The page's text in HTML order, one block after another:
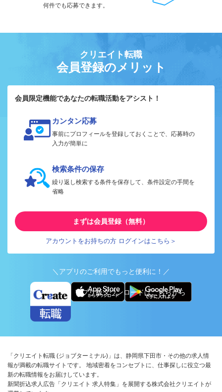
何件でも応募できます。
クリエイト転職
会員登録のメリット
会員限定機能であなたの転職活動をアシスト！
カンタン応募
事前にプロフィールを登録しておくことで、応募時の
入力が簡単に
検索条件の保存
繰り返し検索する条件を保存して、条件設定の手間を
省略
まずは会員登録（無料）
アカウントをお持ちの方 ログインはこちら＞
＼アプリのご利用でもっと便利に！／
アプリ版ダウンロードはこちらから
「クリエイト転職 (ジョブターミナル)」は、静岡県下田市・その他の求人情
報が満載の転職サイトです。 地域密着をコンセプトに、仕事探しに役立つ最
新の転職情報をお届けしています。
新聞折込求人広告「クリエイト 求人特集」を展開する株式会社クリエイトが